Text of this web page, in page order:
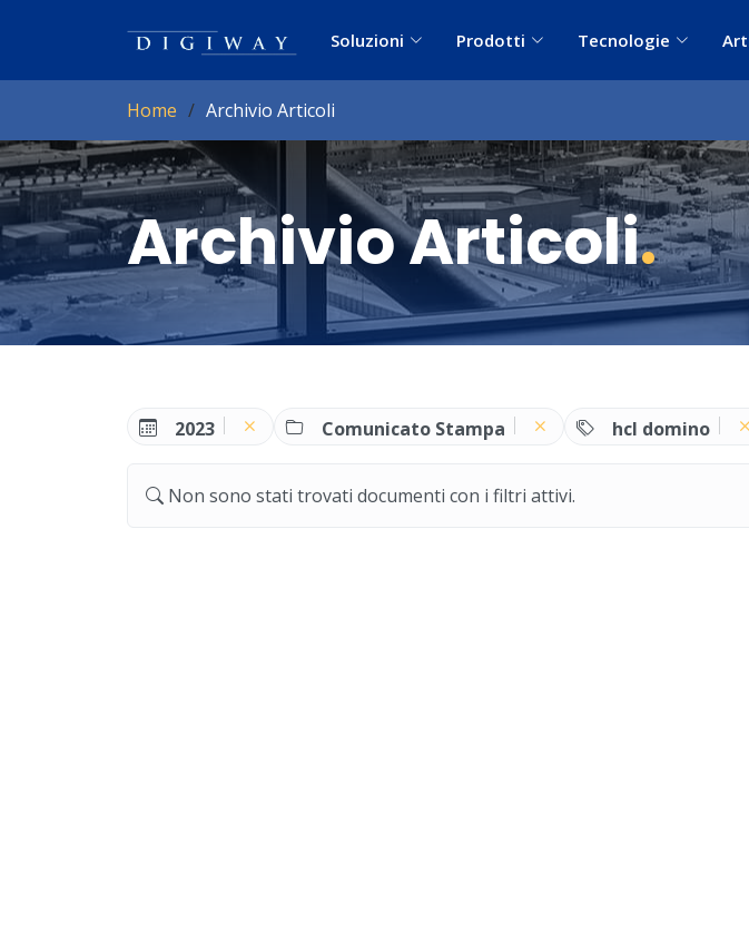
Soluzioni Prodotti Tecnologie
Home Archivio Articoli
Archivio Articoli.
2023 Comunicato Stampa hcl domino
Non sono stati trovati documenti con i filtri attivi.